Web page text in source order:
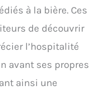
à la bière. Ces
de découvrir
l’hospitalité
avant ses propres
ainsi une